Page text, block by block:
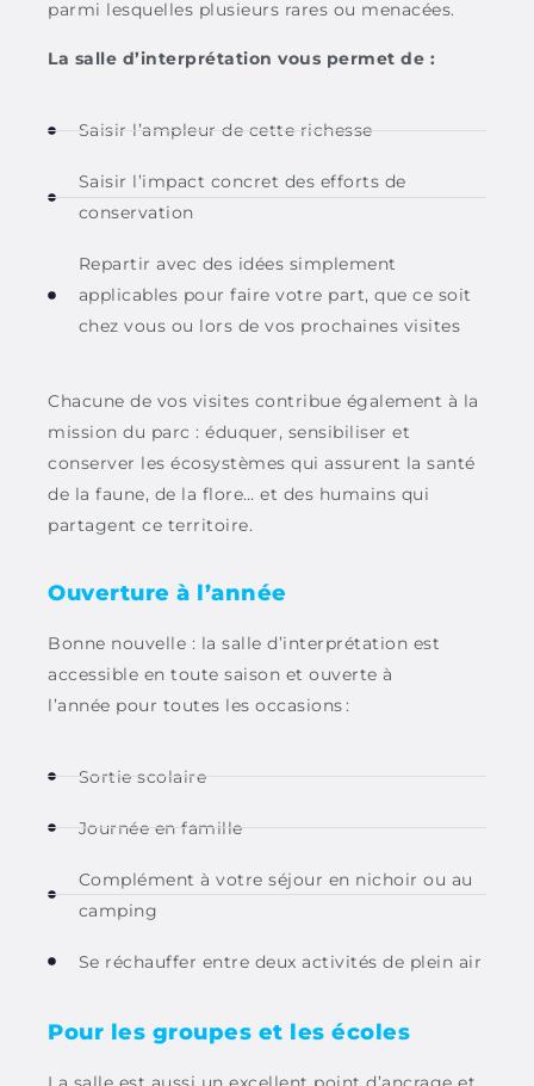
parmi lesquelles plusieurs rares ou menacées.
La salle d’interprétation vous permet de :
Saisir l’ampleur de cette richesse
Saisir l’impact concret des efforts de
conservation
Repartir avec des idées simplement
applicables pour faire votre part, que ce soit
chez vous ou lors de vos prochaines visites
Chacune de vos visites contribue également à la
mission du parc : éduquer, sensibiliser et
conserver les écosystèmes qui assurent la santé
de la faune, de la flore… et des humains qui
partagent ce territoire.
Ouverture à l’année
Bonne nouvelle : la salle d’interprétation est
accessible en toute saison et ouverte à
l’année pour toutes les occasions :
Sortie scolaire
Journée en famille
Complément à votre séjour en nichoir ou au
camping
Se réchauffer entre deux activités de plein air
Pour les groupes et les écoles